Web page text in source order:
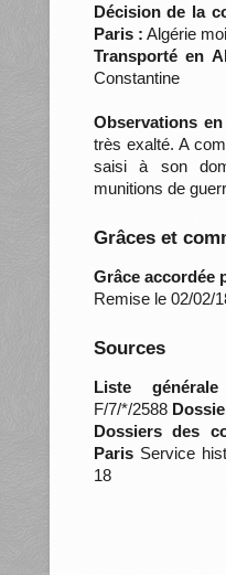
Décision de la
Paris : Algérie
Transporté en
Constantine
Observations
très exalté. A
saisi à son
munitions de
Grâces et
Grâce accordée
Remise le 02/02/
Sources
Liste
F/7/*/2588
Dossiers des
ParisService
18